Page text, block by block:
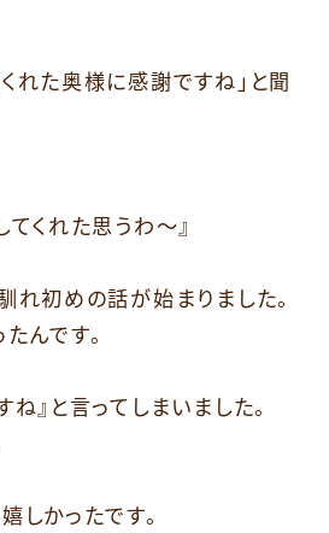
れた奥様に感謝ですね」と聞
てくれた思うわ～』
れ初めの話が始まりました。
んです。
ね』と言ってしまいました。
しかったです。